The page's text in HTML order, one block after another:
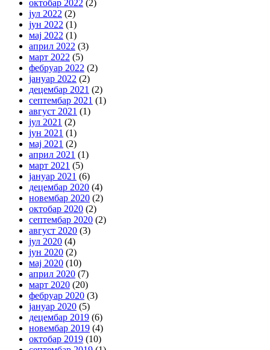
октобар 2022 (2)
јул 2022 (2)
јун 2022 (1)
мај 2022 (1)
април 2022 (3)
март 2022 (5)
фебруар 2022 (2)
јануар 2022 (2)
децембар 2021 (2)
септембар 2021 (1)
август 2021 (1)
јул 2021 (2)
јун 2021 (1)
мај 2021 (2)
април 2021 (1)
март 2021 (5)
јануар 2021 (6)
децембар 2020 (4)
новембар 2020 (2)
октобар 2020 (2)
септембар 2020 (2)
август 2020 (3)
јул 2020 (4)
јун 2020 (2)
мај 2020 (10)
април 2020 (7)
март 2020 (20)
фебруар 2020 (3)
јануар 2020 (5)
децембар 2019 (6)
новембар 2019 (4)
октобар 2019 (10)